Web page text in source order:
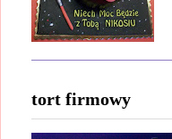
tort firmowy